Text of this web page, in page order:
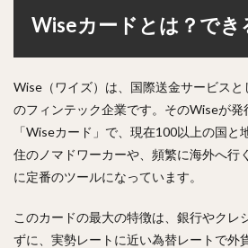
Wiseカードとは？でき
Wise（ワイズ）は、国際送金サービス
のフィンテック企業です。そのWiseが
「Wiseカード」で、現在100以上の国と
住のノマドワーカーや、頻繁に海外へ行
に定番のツールになっています。
このカードの最大の特徴は、銀行やクレ
ずに、実勢レートに近い為替レートで外